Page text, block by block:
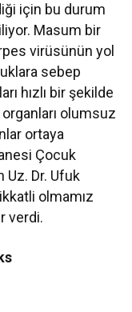
için bu durum
Masum bir
virüsünün yol
sebep
hızlı bir şekilde
olumsuz
ortaya
Çocuk
Uz. Dr. Ufuk
olmamız
verdi.